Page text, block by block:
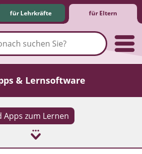
für Lehrkräfte für Eltern
Medien
& Lernsoftware
Apps zum Lernen